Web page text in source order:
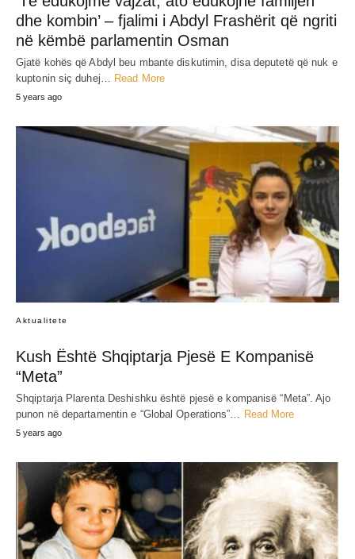
dhe kombin’ – fjalimi i Abdyl Frashërit që ngriti
në këmbë parlamentin Osman
Gjatë kohës që Abdyl beu mbante diskutimin, disa deputetë që nuk e
kuptonin siç duhej…
Read More
5 years ago
Aktualitete
Kush Është Shqiptarja Pjesë E Kompanisë
“Meta”
Shqiptarja Plarenta Deshishku është pjesë e kompanisë “Meta”. Ajo
punon në departamentin e “Global Operations”… Read More
5 years ago